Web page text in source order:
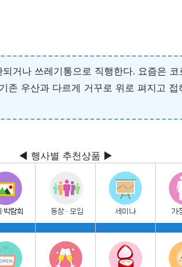
거나 쓰레기통으로 직행한다. 요즘은
기존 우산과 다르게 거꾸로 위로 펴지고
◀ 행사별 추천상품 ▶